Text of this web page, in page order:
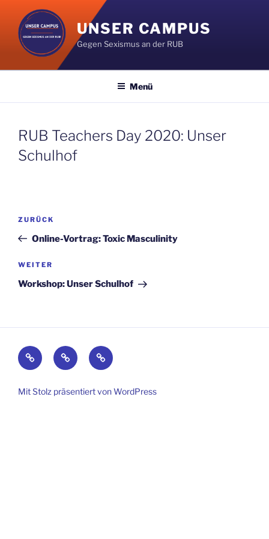
Inhalt
springen
UNSER CAMPUS
Gegen Sexismus an der RUB
Menü
RUB Teachers Day 2020: Unser
Schulhof
Beitragsnavigation
Vorheriger
Beitrag
ZURÜCK
Online-Vortrag: Toxic Masculinity
Nächster
Beitrag
WEITER
Workshop: Unser Schulhof
Kontakt ImpressumDatenschutz
Mit Stolz präsentiert von WordPress